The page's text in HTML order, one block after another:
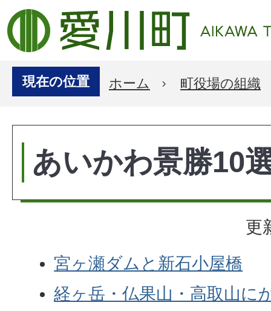
現在の位置 ホーム 町役場の組織
あいかわ景勝10
更
宮ヶ瀬ダムと新石小屋橋
経ヶ岳・仏果山・高取山に